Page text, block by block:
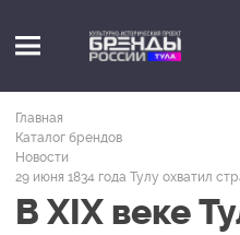
Главная
Каталог брендов
Новости
29 июня 1834 года Тулу охватил
В XIX веке